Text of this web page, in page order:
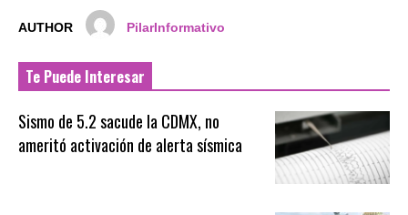
AUTHOR PilarInformativo
Te Puede Interesar
Sismo de 5.2 sacude la CDMX, no
ameritó activación de alerta sísmica